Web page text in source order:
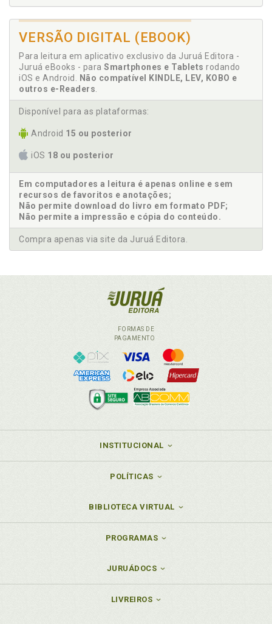
VERSÃO DIGITAL (EBOOK)
Para leitura em aplicativo exclusivo da Juruá Editora -
Juruá eBooks - para Smartphones e Tablets rodando
iOS e Android.
Não compatível KINDLE, LEV, KOBO e
outros e-Readers
Disponível para as plataformas:
Android 15 ou posterior
iOS 18 ou posterior
Em computadores a leitura é apenas online e sem
recursos de favoritos e anotações;
Não permite download do livro em formato PDF;
Não permite a impressão e cópia do conteúdo.
Compra apenas via site da Juruá Editora.
FORMAS DE
PAGAMENTO
INSTITUCIONAL
POLÍTICAS
BIBLIOTECA VIRTUAL
PROGRAMAS
JURUÁDOCS
LIVREIROS